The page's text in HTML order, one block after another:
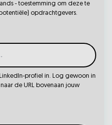
- toestemming om deze te
opdrachtgevers.
profiel in. Log gewoon in
de URL bovenaan jouw